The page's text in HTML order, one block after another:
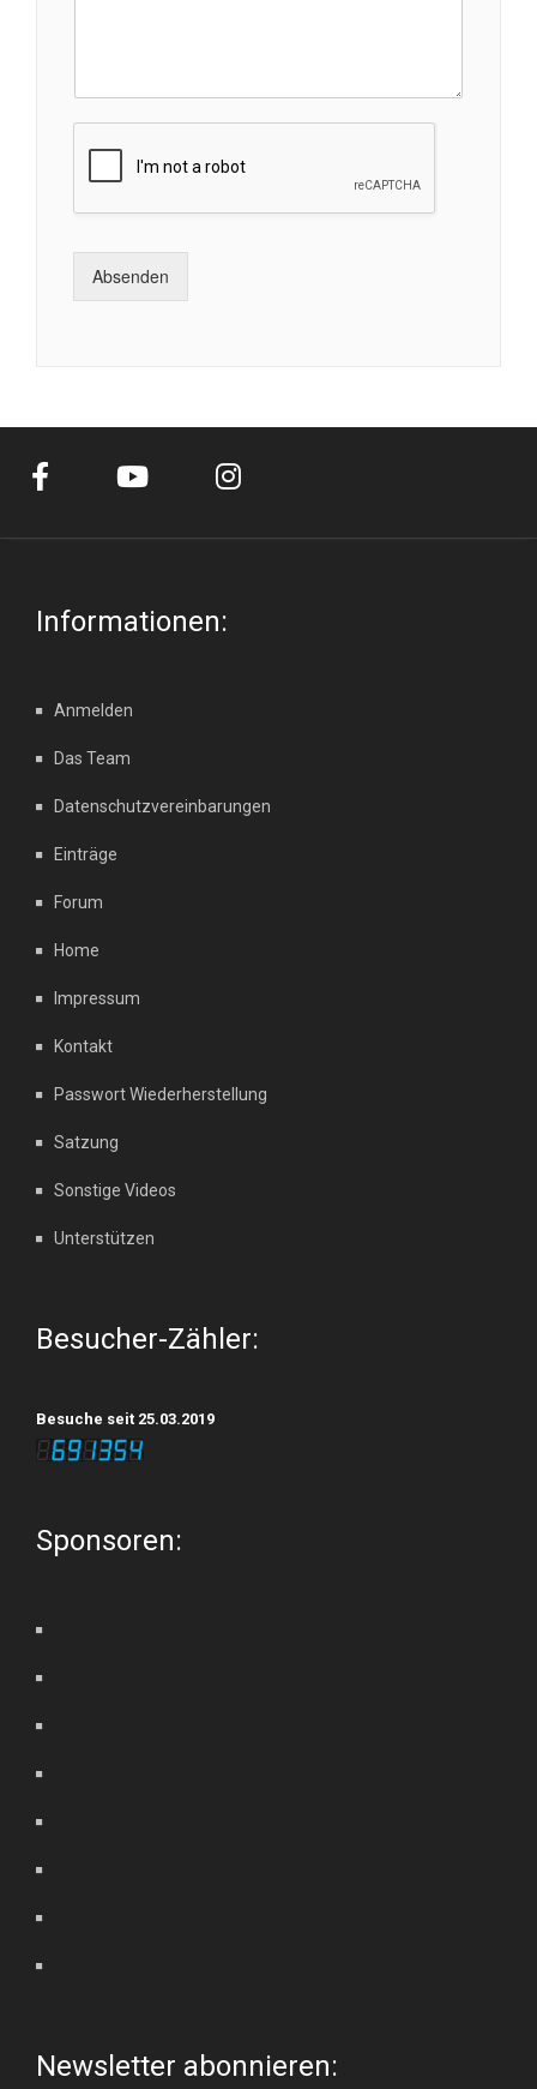
Absenden
Informationen:
Anmelden
Das Team
Datenschutzvereinbarungen
Einträge
Forum
Home
Impressum
Kontakt
Passwort Wiederherstellung
Satzung
Sonstige Videos
Unterstützen
Besucher-Zähler:
Besuche seit 25.03.2019
Sponsoren:
Newsletter abonnieren: